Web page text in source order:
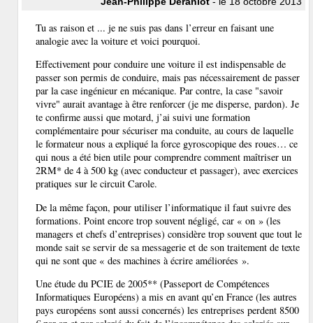
Tu as raison et ... je ne suis pas dans l’erreur en faisant une
analogie avec la voiture et voici pourquoi.
Effectivement pour conduire une voiture il est indispensable de
passer son permis de conduire, mais pas nécessairement de passer
par la case ingénieur en mécanique. Par contre, la case "savoir
vivre" aurait avantage à être renforcer (je me disperse, pardon). Je
te confirme aussi que motard, j’ai suivi une formation
complémentaire pour sécuriser ma conduite, au cours de laquelle
le formateur nous a expliqué la force gyroscopique des roues… ce
qui nous a été bien utile pour comprendre comment maîtriser un
2RM* de 4 à 500 kg (avec conducteur et passager), avec exercices
pratiques sur le circuit Carole.
De la même façon, pour utiliser l’informatique il faut suivre des
formations. Point encore trop souvent négligé, car « on » (les
managers et chefs d’entreprises) considère trop souvent que tout le
monde sait se servir de sa messagerie et de son traitement de texte
qui ne sont que « des machines à écrire améliorées ».
Une étude du PCIE de 2005** (Passeport de Compétences
Informatiques Européens) a mis en avant qu’en France (les autres
pays européens sont aussi concernés) les entreprises perdent 8500